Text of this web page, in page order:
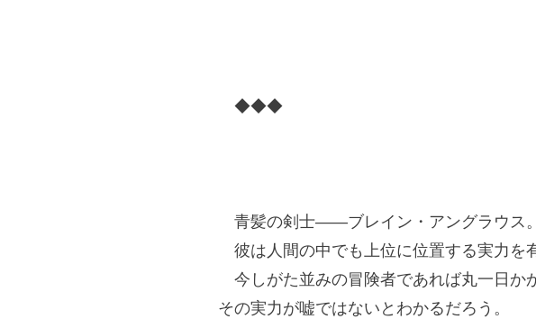
◆◆◆
青髪の剣士――ブレイン・アングラウス。
彼は人間の中でも上位に位置する実力を
今しがた並みの冒険者であれば丸一日か
その実力が嘘ではないとわかるだろう。